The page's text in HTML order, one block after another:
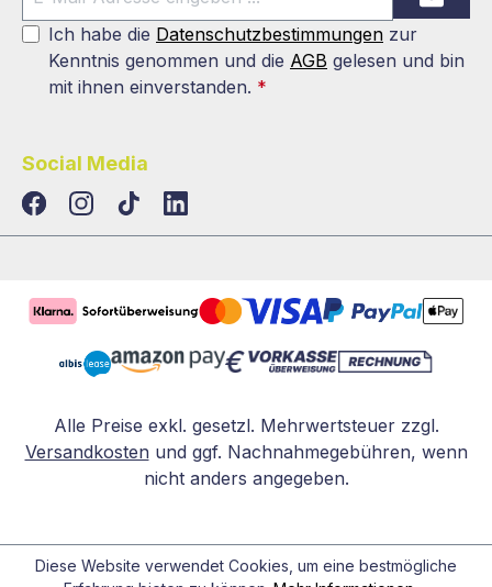
Ich habe die Datenschutzbestimmungen zur
Kenntnis genommen und die AGB gelesen und bin
mit ihnen einverstanden. *
Social Media
TikTokLinkedIn
Alle Preise exkl. gesetzl. Mehrwertsteuer zzgl.
Versandkosten und ggf. Nachnahmegebühren, wenn
nicht anders angegeben.
Diese Website verwendet Cookies, um eine bestmögliche